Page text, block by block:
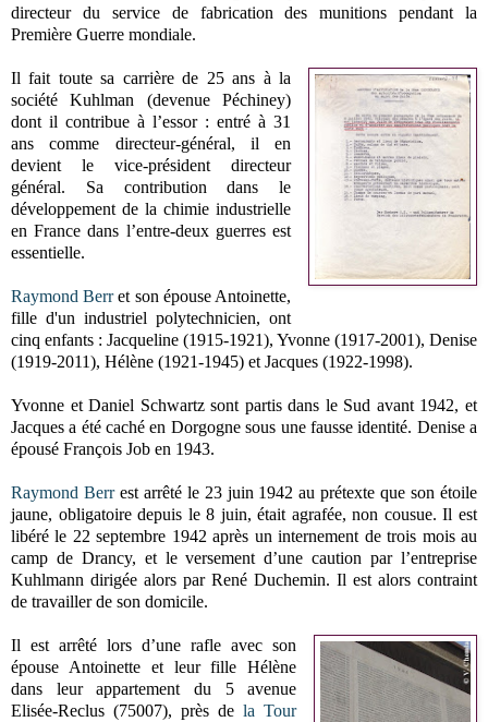
directeur du service de fabrication des munitions pendant la
Première Guerre mondiale.
Il fait toute sa carrière de 25 ans à la
société Kuhlman (devenue Péchiney)
dont il contribue à l’essor : entré à 31
ans comme directeur-général, il en
devient le vice-président directeur
général. Sa contribution dans le
développement de la chimie industrielle
en France dans l’entre-deux guerres est
essentielle.
Raymond Berret son épouse Antoinette,
fille d'un industriel polytechnicien, ont
cinq enfants : Jacqueline (1915-1921), Yvonne (1917-2001), Denise
(1919-2011), Hélène (1921-1945) et Jacques (1922-1998).
Yvonne et Daniel Schwartz sont partis dans le Sud avant 1942, et
Jacques a été caché en Dorgogne sous une fausse identité. Denise a
épousé François Job en 1943.
Raymond Berrest arrêté le 23 juin 1942 au prétexte que son étoile
jaune, obligatoire depuis le 8 juin, était agrafée, non cousue. Il est
libéré le 22 septembre 1942 après un internement de trois mois au
camp de Drancy, et le versement d’une caution par l’entreprise
Kuhlmann dirigée alors par René Duchemin. Il est alors contraint
de travailler de son domicile.
Il est arrêté lors d’une rafle avec son
épouse Antoinette et leur fille Hélène
dans leur appartement du 5 avenue
Elisée-Reclus (75007), près dela Tour